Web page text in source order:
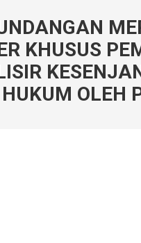
KHUSUS
OLEH